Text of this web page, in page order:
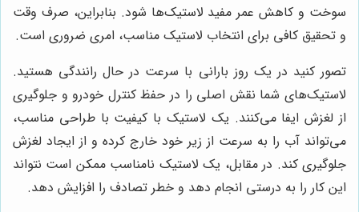
سوخت و کاهش عمر مفید لاستیک‌ها شود. بنابراین، صرف وقت
و تحقیق کافی برای انتخاب لاستیک مناسب، امری ضروری است.
تصور کنید در یک روز بارانی با سرعت در حال رانندگی هستید.
لاستیک‌های شما نقش اصلی را در حفظ کنترل خودرو و جلوگیری
از لغزش ایفا می‌کنند. یک لاستیک با کیفیت با طراحی مناسب،
می‌تواند آب را به سرعت از زیر خود خارج کرده و از ایجاد لغزش
جلوگیری کند. در مقابل، یک لاستیک نامناسب ممکن است نتواند
این کار را به درستی انجام دهد و خطر تصادف را افزایش دهد.